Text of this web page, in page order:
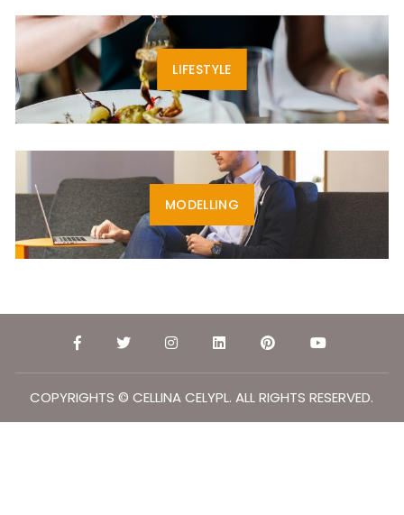
LIFESTYLE
MODELLING
COPYRIGHTS © CELLINA CELYPL. ALL RIGHTS RESERVED.